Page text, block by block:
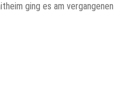
ging es am vergangenen